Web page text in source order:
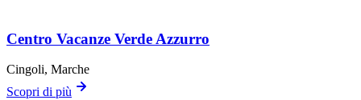
Centro Vacanze Verde Azzurro
Cingoli, Marche
Scopri di più